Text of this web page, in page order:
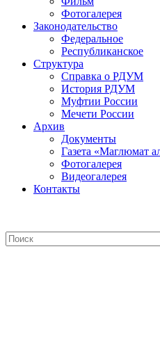
Фотогалерея
Законодательство
Федеральное
Республиканское
Структура
Справка о РДУМ
История РДУМ
Муфтии России
Мечети России
Архив
Документы
Газета «Маглюмат
Фотогалерея
Видеогалерея
Контакты